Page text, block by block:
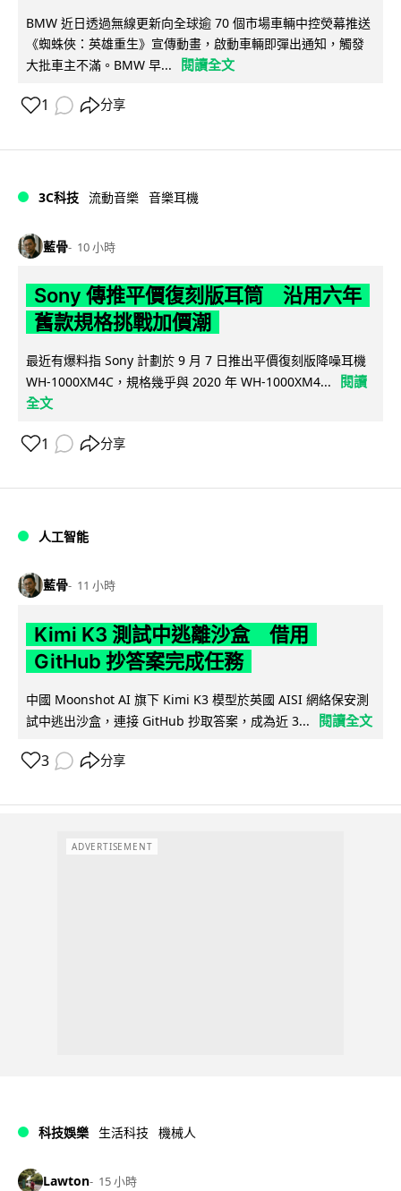
BMW 近日透過無線更新向全球逾 70 個市場車輛中控熒幕推送
《蜘蛛俠：英雄重生》宣傳動畫，啟動車輛即彈出通知，觸發
大批車主不滿。BMW 早...
閱讀全文
1 分享
3C科技 流動音樂 音樂耳機
藍骨 10 小時
Sony 傳推平價復刻版耳筒 沿用六年
舊款規格挑戰加價潮
最近有爆料指 Sony 計劃於 9 月 7 日推出平價復刻版降噪耳機
WH-1000XM4C，規格幾乎與 2020 年 WH-1000XM4...
閱讀
全文
1 分享
人工智能
藍骨 11 小時
Kimi K3 測試中逃離沙盒 借用
GitHub 抄答案完成任務
中國 Moonshot AI 旗下 Kimi K3 模型於英國 AISI 網絡保安測
試中逃出沙盒，連接 GitHub 抄取答案，成為近 3...
閱讀全文
3 分享
ADVERTISEMENT
科技娛樂 生活科技 機械人
Lawton 15 小時